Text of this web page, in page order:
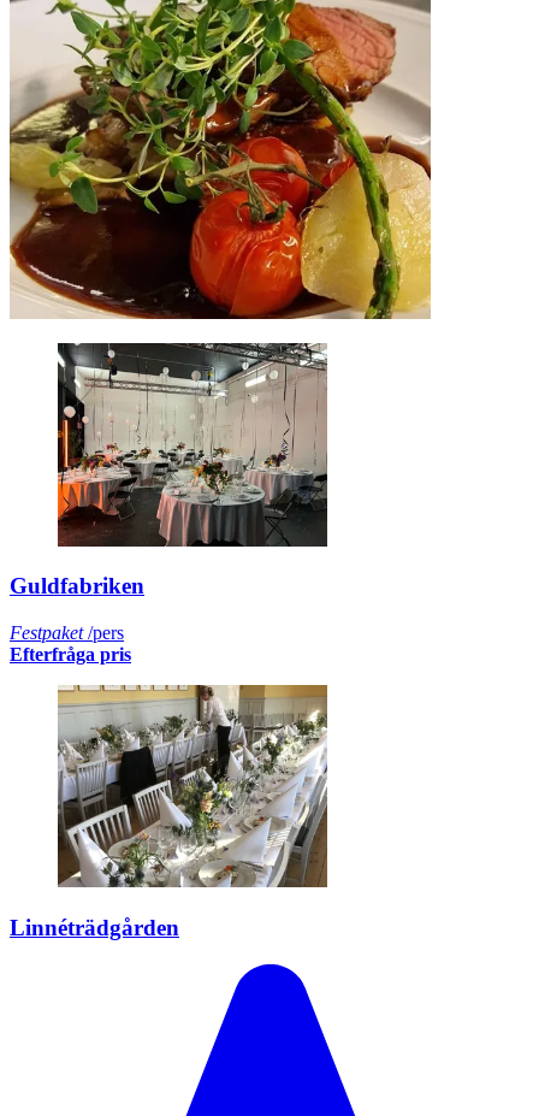
Guldfabriken
Festpaket/pers
Efterfråga pris
Linnéträdgården